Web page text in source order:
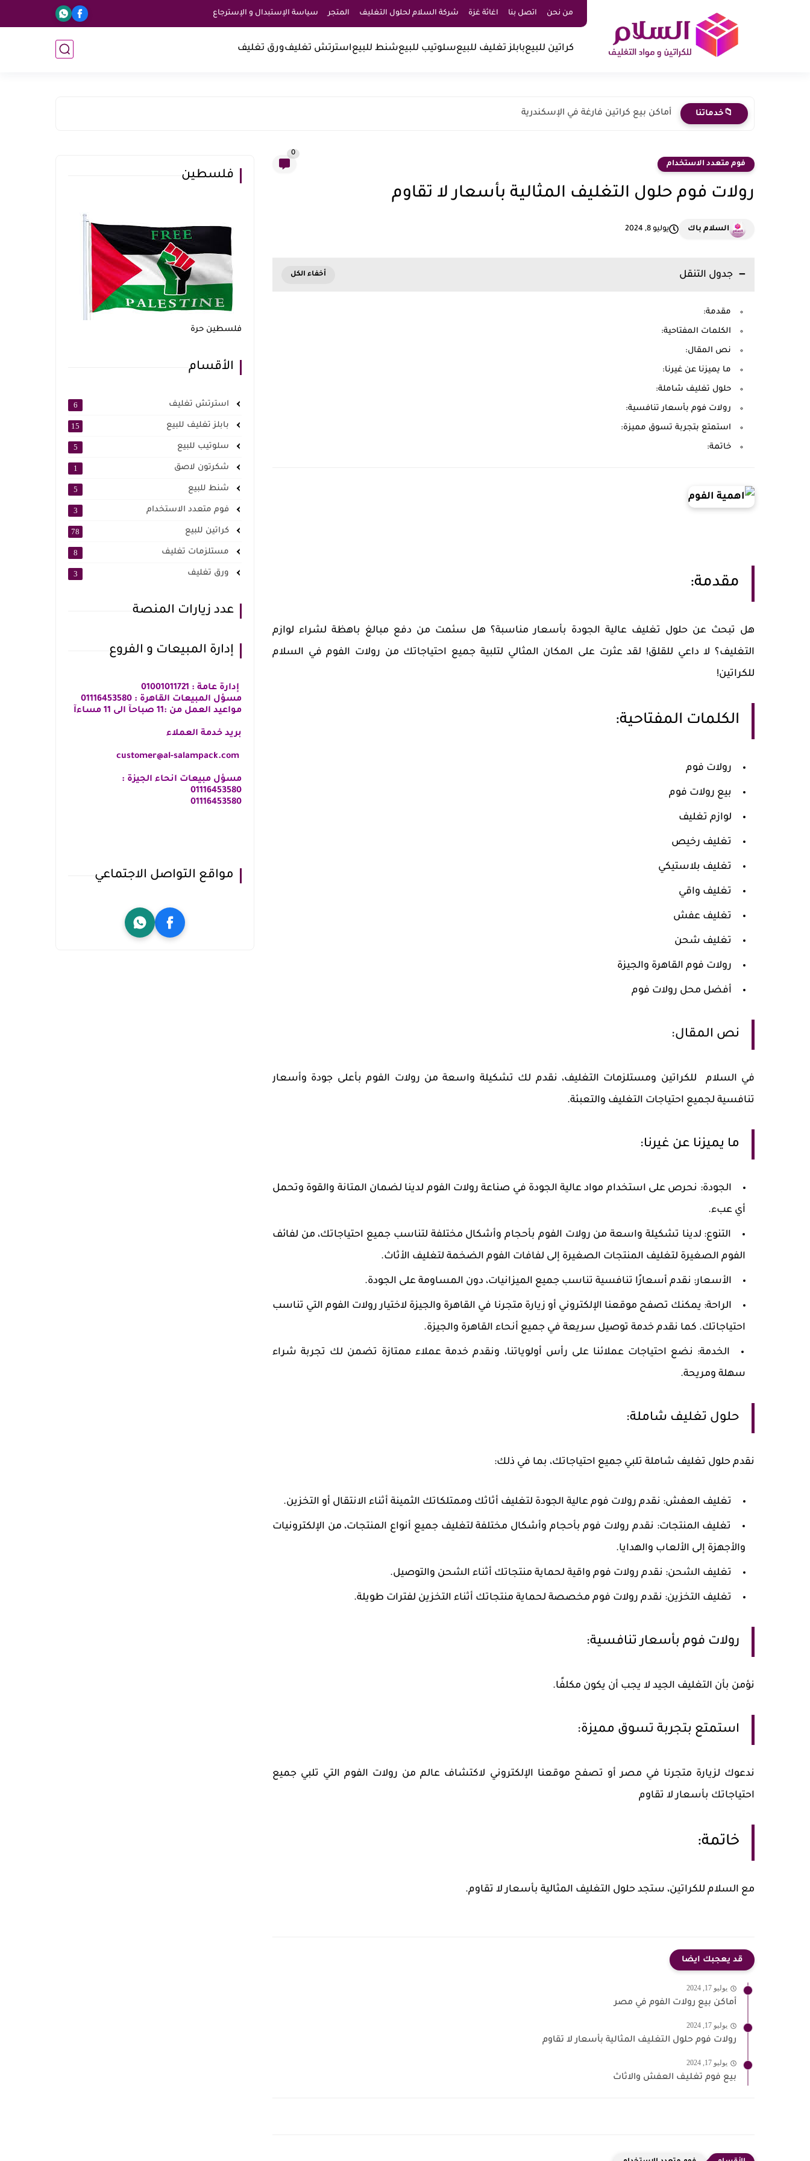
من نحن اتصل بنا اغاثة غزة شركة السلام لحلول التغليف المتجر سياسة الإستبدال و الإسترجاع
كراتين للبيعبابلز تغليف للبيعسلوتيب للبيعشنط للبيعاسترتش تغليفورق تغليف
📁خدماتنا أماكن بيع كراتين فارغة في الإسكندرية
فوم متعدد الاستخدام
0
رولات فوم حلول التغليف المثالية بأسعار لا تقاوم
السلام باك يوليو 8, 2024
جدول التنقل
مقدمة:
الكلمات المفتاحية:
نص المقال:
ما يميزنا عن غيرنا:
حلول تغليف شاملة:
رولات فوم بأسعار تنافسية:
استمتع بتجربة تسوق مميزة:
خاتمة:
مقدمة:
هل تبحث عن حلول تغليف عالية الجودة بأسعار مناسبة؟ هل سئمت من دفع مبالغ باهظة لشراء لوازم
التغليف؟ لا داعي للقلق! لقد عثرت على المكان المثالي لتلبية جميع احتياجاتك من رولات الفوم في السلام
للكراتين!
الكلمات المفتاحية:
رولات فوم
بيع رولات فوم
لوازم تغليف
تغليف رخيص
تغليف بلاستيكي
تغليف واقي
تغليف عفش
تغليف شحن
رولات فوم القاهرة والجيزة
أفضل محل رولات فوم
نص المقال:
في السلام للكراتين ومستلزمات التغليف، نقدم لك تشكيلة واسعة من رولات الفوم بأعلى جودة وأسعار
تنافسية لجميع احتياجات التغليف والتعبئة.
ما يميزنا عن غيرنا:
الجودة: نحرص على استخدام مواد عالية الجودة في صناعة رولات الفوم لدينا لضمان المتانة والقوة وتحمل
أي عبء.
التنوع: لدينا تشكيلة واسعة من رولات الفوم بأحجام وأشكال مختلفة لتناسب جميع احتياجاتك، من لفائف
الفوم الصغيرة لتغليف المنتجات الصغيرة إلى لفافات الفوم الضخمة لتغليف الأثاث.
الأسعار: نقدم أسعارًا تنافسية تناسب جميع الميزانيات، دون المساومة على الجودة.
الراحة: يمكنك تصفح موقعنا الإلكتروني أو زيارة متجرنا في القاهرة والجيزة لاختيار رولات الفوم التي تناسب
احتياجاتك. كما نقدم خدمة توصيل سريعة في جميع أنحاء القاهرة والجيزة.
الخدمة: نضع احتياجات عملائنا على رأس أولوياتنا، ونقدم خدمة عملاء ممتازة تضمن لك تجربة شراء
سهلة ومريحة.
حلول تغليف شاملة:
نقدم حلول تغليف شاملة تلبي جميع احتياجاتك، بما في ذلك:
تغليف العفش: نقدم رولات فوم عالية الجودة لتغليف أثاثك وممتلكاتك الثمينة أثناء الانتقال أو التخزين.
تغليف المنتجات: نقدم رولات فوم بأحجام وأشكال مختلفة لتغليف جميع أنواع المنتجات، من الإلكترونيات
والأجهزة إلى الألعاب والهدايا.
تغليف الشحن: نقدم رولات فوم واقية لحماية منتجاتك أثناء الشحن والتوصيل.
تغليف التخزين: نقدم رولات فوم مخصصة لحماية منتجاتك أثناء التخزين لفترات طويلة.
رولات فوم بأسعار تنافسية:
نؤمن بأن التغليف الجيد لا يجب أن يكون مكلفًا.
استمتع بتجربة تسوق مميزة:
ندعوك لزيارة متجرنا في مصر أو تصفح موقعنا الإلكتروني لاكتشاف عالم من رولات الفوم التي تلبي جميع
احتياجاتك بأسعار لا تقاوم
خاتمة:
مع السلام للكراتين، ستجد حلول التغليف المثالية بأسعار لا تقاوم.
قد يعجبك ايضا
يوليو 17, 2024
أماكن بيع رولات الفوم في مصر
يوليو 17, 2024
رولات فوم حلول التغليف المثالية بأسعار لا تقاوم
يوليو 17, 2024
بيع فوم تغليف العفش والاثاث
فلسطين
فلسطين حرة
الأقسام
استرتش تغليف 6
بابلز تغليف للبيع 15
سلوتيب للبيع 5
شكرتون لاصق 1
شنط للبيع 5
فوم متعدد الاستخدام 3
كراتين للبيع 78
مستلزمات تغليف 8
ورق تغليف 3
عدد زيارات المنصة
إدارة المبيعات و الفروع
إدارة عامة : 01001011721
مسؤل المبيعات القاهرة : 01116453580
مواعيد العمل من :11 صباحآ الى 11 مساءآ
بريد خدمة العملاء
مسؤل مبيعات انحاء الجيزة :
01116453580
⁦01116453580
مواقع التواصل الاجتماعي